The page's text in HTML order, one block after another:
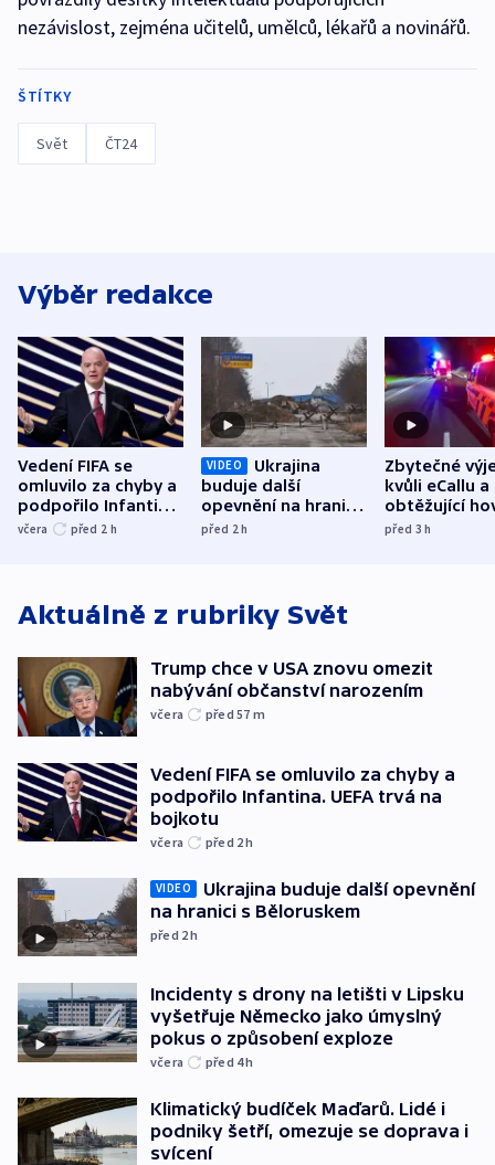
nezávislost, zejména učitelů, umělců, lékařů a novinářů.
ŠTÍTKY
Svět ČT24
Výběr redakce
Vedení FIFA se
omluvilo za chyby a
podpořilo Infantina.
UEFA trvá na
včera před 2 h
VIDEO
Ukrajina
buduje další
opevnění na hranici
s Běloruskem
před 2h
Zbytečné
kvůli eCallu a
obtěžující
zdržují
před 3h
Aktuálně z rubriky Svět
Trump chce v USA znovu omezit
nabývání občanství narozením
včera před 57 m
Vedení FIFA se omluvilo za chyby a
podpořilo Infantina. UEFA trvá na
bojkotu
včera před 2h
VIDEO
Ukrajina buduje další opevnění
na hranici s Běloruskem
před 2h
Incidenty s drony na letišti v Lipsku
vyšetřuje Německo jako úmyslný
pokus o způsobení exploze
včera před 4h
Klimatický budíček Maďarů. Lidé i
podniky šetří, omezuje se doprava i
svícení